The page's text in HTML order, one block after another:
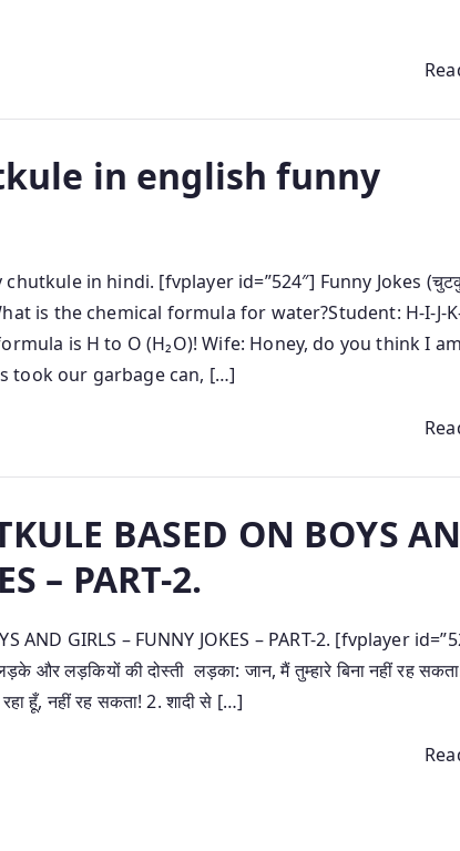
in english funny
in hindi. [fvplayer id=”524″] Funny Jokes
is the chemical formula for water?Student: H-I-J-
is H to O (H₂O)! Wife: Honey, do you think I
took our garbage can, […]
BASED ON BOYS
– PART-2.
AND GIRLS – FUNNY JOKES – PART-2. [fvplayer
लड़कियों की दोस्ती लड़का: जान, मैं तुम्हारे बिना नहीं रह
हूँ, नहीं रह सकता! 2. शादी से […]